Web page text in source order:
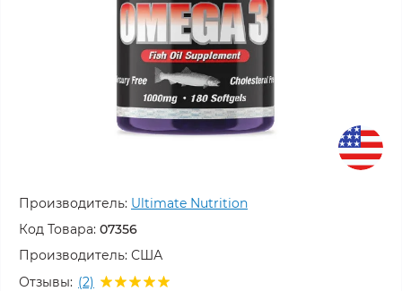
Производитель: Ultimate Nutrition
Код Товара: 07356
Производитель: США
Отзывы: (2)